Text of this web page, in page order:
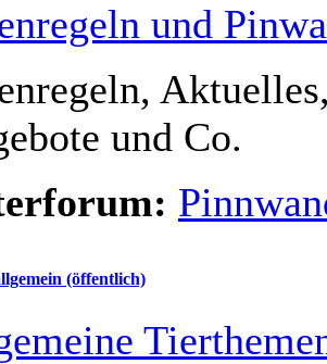
und
und Co.
(öffentlich)